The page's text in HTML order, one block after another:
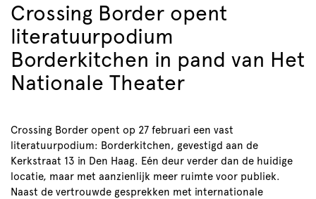
Crossing Border opent
literatuurpodium
Borderkitchen in pand van Het
Nationale Theater
Crossing Border opent op 27 februari een vast
literatuurpodium: Borderkitchen, gevestigd aan de
Kerkstraat 13 in Den Haag. Eén deur verder dan de huidige
locatie, maar met aanzienlijk meer ruimte voor publiek.
Naast de vertrouwde gesprekken met internationale